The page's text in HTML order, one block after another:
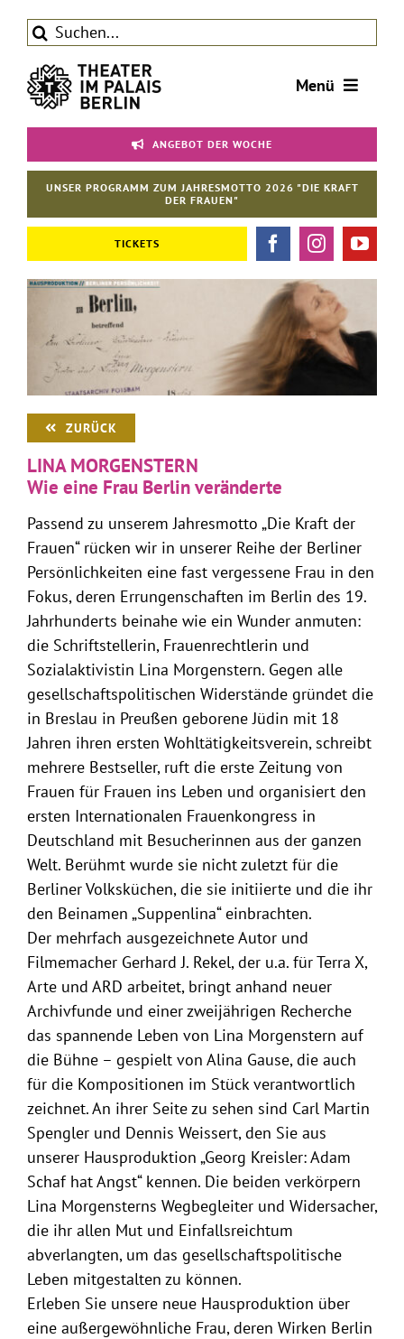
Inhalt
springen
Suche
Menü
Tickets
Theater
ANGEBOT DER WOCHE
UNSER PROGRAMM ZUM JAHRESMOTTO 2026 "DIE KRAFT
DER FRAUEN"
TICKETS
ZURÜCK
LINA MORGENSTERN
Wie eine Frau Berlin veränderte
Passend zu unserem Jahresmotto „Die Kraft der
Frauen“ rücken wir in unserer Reihe der Berliner
Persönlichkeiten eine fast vergessene Frau in den
Fokus, deren Errungenschaften im Berlin des 19.
Jahrhunderts beinahe wie ein Wunder anmuten:
die Schriftstellerin, Frauenrechtlerin und
Sozialaktivistin Lina Morgenstern. Gegen alle
gesellschaftspolitischen Widerstände gründet die
in Breslau in Preußen geborene Jüdin mit 18
Jahren ihren ersten Wohltätigkeitsverein, schreibt
mehrere Bestseller, ruft die erste Zeitung von
Frauen für Frauen ins Leben und organisiert den
ersten Internationalen Frauenkongress in
Deutschland mit Besucherinnen aus der ganzen
Welt. Berühmt wurde sie nicht zuletzt für die
Berliner Volksküchen, die sie initiierte und die ihr
den Beinamen „Suppenlina“ einbrachten.
Der mehrfach ausgezeichnete Autor und
Filmemacher Gerhard J. Rekel, der u.a. für Terra X,
Arte und ARD arbeitet, bringt anhand neuer
Archivfunde und einer zweijährigen Recherche
das spannende Leben von Lina Morgenstern auf
die Bühne – gespielt von Alina Gause, die auch
für die Kompositionen im Stück verantwortlich
zeichnet. An ihrer Seite zu sehen sind Carl Martin
Spengler und Dennis Weissert, den Sie aus
unserer Hausproduktion „Georg Kreisler: Adam
Schaf hat Angst“ kennen. Die beiden verkörpern
Lina Morgensterns Wegbegleiter und Widersacher,
die ihr allen Mut und Einfallsreichtum
abverlangten, um das gesellschaftspolitische
Leben mitgestalten zu können.
Erleben Sie unsere neue Hausproduktion über
eine außergewöhnliche Frau, deren Wirken Berlin